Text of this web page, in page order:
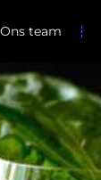
Ons team